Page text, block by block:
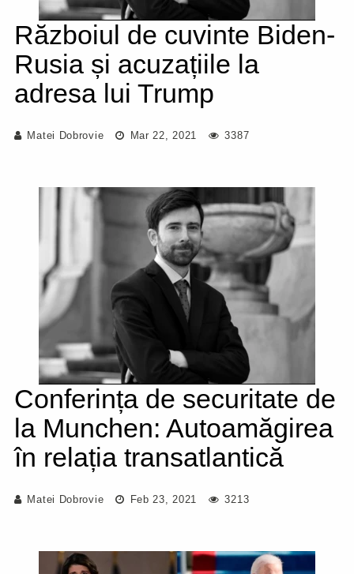
Războiul de cuvinte Biden-
Rusia și acuzațiile la
adresa lui Trump
Matei Dobrovie Mar 22, 2021 3387
Conferința de securitate de
la Munchen: Autoamăgirea
în relația transatlantică
Matei Dobrovie Feb 23, 2021 3213